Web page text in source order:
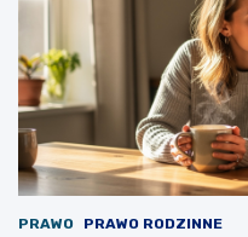
PRAWO PRAWO RODZINNE